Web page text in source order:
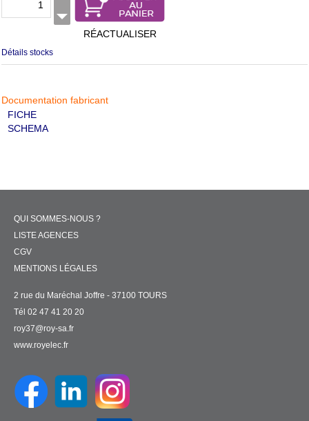
RÉACTUALISER
Détails stocks
Documentation fabricant
FICHE
SCHEMA
QUI SOMMES-NOUS ?
LISTE AGENCES
CGV
MENTIONS LÉGALES
2 rue du Maréchal Joffre - 37100 TOURS
Tél 02 47 41 20 20
roy37@roy-sa.fr
www.royelec.fr